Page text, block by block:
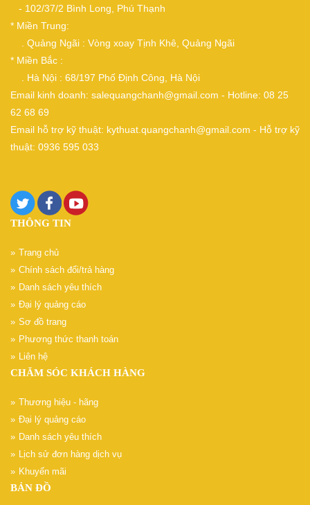
- 102/37/2 Bình Long, Phú Thạnh
* Miền Trung:
. Quảng Ngãi : Vòng xoay Tịnh Khê, Quảng Ngãi
* Miền Bắc :
. Hà Nội : 68/197 Phố Định Công, Hà Nội
Email kinh doanh: salequangchanh@gmail.com - Hotline: 08 25
62 68 69
Email hỗ trợ kỹ thuật: kythuat.quangchanh@gmail.com - Hỗ trợ kỹ
thuật: 0936 595 033
THÔNG TIN
Trang chủ
Chính sách đổi/trả hàng
Danh sách yêu thích
Đại lý quảng cáo
Sơ đồ trang
Phương thức thanh toán
Liên hệ
CHĂM SÓC KHÁCH HÀNG
Thương hiệu - hãng
Đại lý quảng cáo
Danh sách yêu thích
Lịch sử đơn hàng dịch vụ
Khuyến mãi
BẢN ĐỒ